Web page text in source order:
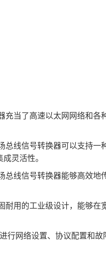
充当了高速以太网网络和各
总线信号转换器可以支持一
灵活性。
线信号转换器能够高效地
耐用的工业级设计，能够在
行网络设置、协议配置和